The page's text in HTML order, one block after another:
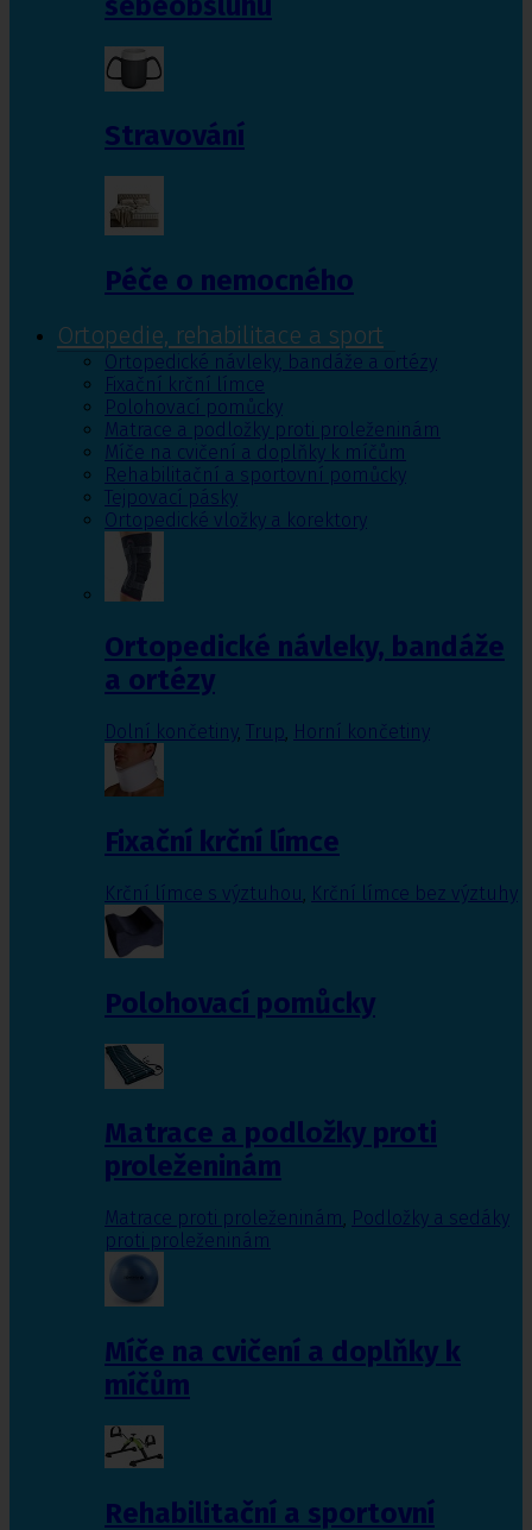
Stravování
Péče o nemocného
Ortopedie, rehabilitace a sport
Ortopedické návleky, bandáže a ortézy
Fixační krční límce
Polohovací pomůcky
Matrace a podložky proti proleženinám
Míče na cvičení a doplňky k míčům
Rehabilitační a sportovní pomůcky
Tejpovací pásky
Ortopedické vložky a korektory
Ortopedické návleky, bandáže
a ortézy
Dolní končetiny, Trup, Horní končetiny
Fixační krční límce
Krční límce s výztuhou Krční límce bez výztuhy
Polohovací pomůcky
Matrace a podložky proti
proleženinám
Matrace proti proleženinám, Podložky a sedáky
proti proleženinám
Míče na cvičení a doplňky k
míčům
Rehabilitační a sportovní